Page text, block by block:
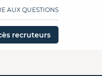
AUX QUESTIONS
recruteurs